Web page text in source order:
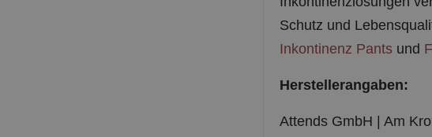
Schutz und
Inkontinenz Pantsund
Herstellerangaben:
Attends GmbH | Am